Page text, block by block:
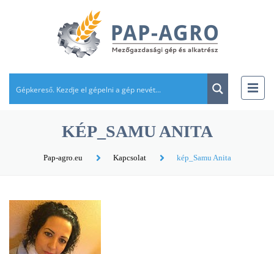
KÉP_SAMU ANITA
Pap-agro.eu Kapcsolat kép_Samu Anita